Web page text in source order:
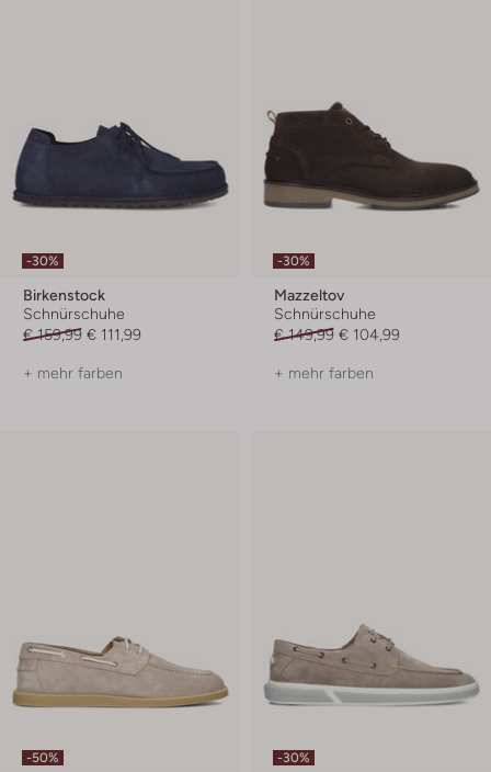
-30%
Birkenstock
Schnürschuhe
€ 159,99 € 111,99
+ mehr farben
-30%
Mazzeltov
Schnürschuhe
€ 149,99 € 104,99
+ mehr farben
-50% -30%